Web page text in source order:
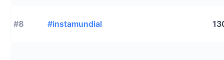
#8 #instamundial